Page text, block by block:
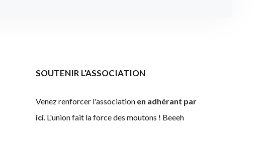
SOUTENIR L'ASSOCIATION
Venez renforcer l'association en adhérant par
ici . L'union fait la force des moutons ! Beeeh